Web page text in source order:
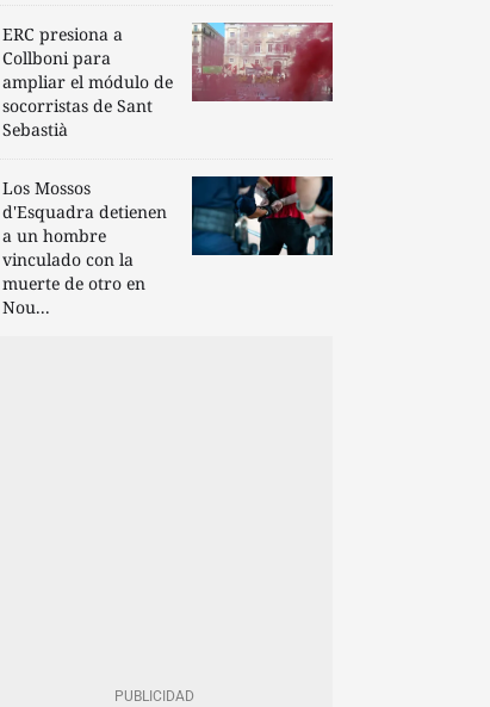
ERC presiona a
Collboni para
ampliar el módulo de
socorristas de Sant
Sebastià
Los Mossos
d'Esquadra detienen
a un hombre
vinculado con la
muerte de otro en
Nou...